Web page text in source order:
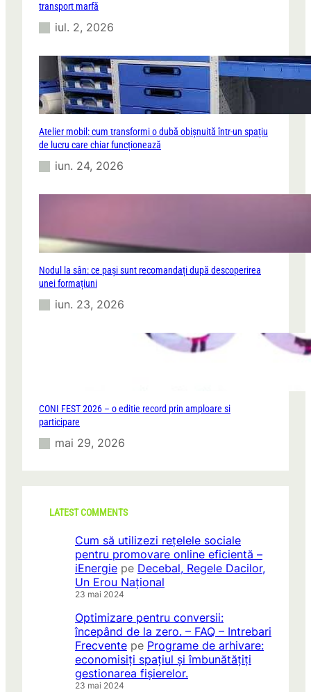
transport marfă
iul. 2, 2026
Atelier mobil: cum transformi o dubă obișnuită într-un spațiu
de lucru care chiar funcționează
iun. 24, 2026
Nodul la sân: ce pași sunt recomandați după descoperirea
unei formațiuni
iun. 23, 2026
CONI FEST 2026 – o editie record prin amploare si
participare
mai 29, 2026
LATEST COMMENTS
Cum să utilizezi rețelele sociale
pentru promovare online eficientă –
iEnergie pe Decebal, Regele Dacilor,
Un Erou Național
23 mai 2024
Optimizare pentru conversii:
începând de la zero. – FAQ – Intrebari
Frecvente pe Programe de arhivare:
economisiți spațiul și îmbunătățiți
gestionarea fișierelor.
23 mai 2024